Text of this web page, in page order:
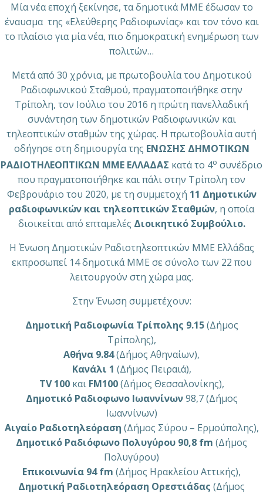
Mία νέα εποχή ξεκίνησε, τα δημοτικά ΜΜΕ έδωσαν το
έναυσμα της «Ελεύθερης Ραδιοφωνίας» και τον τόνο και
το πλαίσιο για μία νέα, πιο δημοκρατική ενημέρωση των
πολιτών…
Μετά από 30 χρόνια, με πρωτοβουλία του Δημοτικού
Ραδιοφωνικού Σταθμού, πραγματοποιήθηκε στην
Τρίπολη, τον Ιούλιο του 2016 η πρώτη πανελλαδική
συνάντηση των δημοτικών Ραδιοφωνικών και
τηλεοπτικών σταθμών της χώρας. Η πρωτοβουλία αυτή
οδήγησε στη δημιουργία της ΕΝΩΣΗΣ ΔΗΜΟΤΙΚΩΝ
ΡΑΔΙΟΤΗΛΕΟΠΤΙΚΩΝ ΜΜΕ ΕΛΛΑΔΑΣ κατά το 4ο συνέδριο
που πραγματοποιήθηκε και πάλι στην Τρίπολη τον
Φεβρουάριο του 2020, με τη συμμετοχή 11 Δημοτικών
ραδιοφωνικών και τηλεοπτικών Σταθμών, η οποία
διοικείται από επταμελές Διοικητικό Συμβούλιο.
Η Ένωση Δημοτικών Ραδιοτηλεοπτικών ΜΜΕ Ελλάδας
εκπροσωπεί 14 δημοτικά ΜΜΕ σε σύνολο των 22 που
λειτουργούν στη χώρα μας.
Στην Ένωση συμμετέχουν:
Δημοτική Ραδιοφωνία Τρίπολης 9.15(Δήμος
Τρίπολης),
Αθήνα 9.84(Δήμος Αθηναίων),
Κανάλι 1 (Δήμος Πειραιά),
TV 100και FM100(Δήμος Θεσσαλονίκης),
Δημοτικό Ραδιοφωνο Ιωαννίνων98,7 (Δήμος
Ιωαννίνων)
Αιγαίο Ραδιοτηλεόραση (Δήμος Σύρου – Ερμούπολης),
Δημοτικό Ραδιόφωνο Πολυγύρου 90,8 fm (Δήμος
Πολυγύρου)
Επικοινωνία 94 fm (Δήμος Ηρακλείου Αττικής),
Δημοτική Ραδιοτηλεόραση Ορεστιάδας (Δήμος